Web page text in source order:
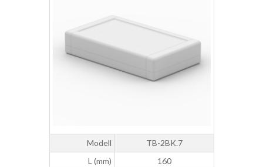
Modell
TB-2BK.7
L (mm)
160